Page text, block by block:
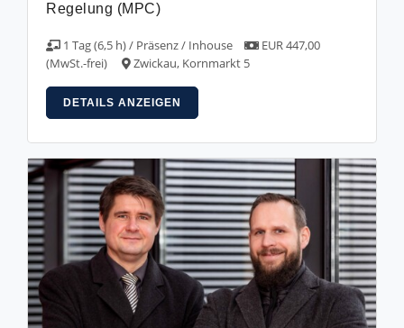
Regelung (MPC)
1 Tag (6,5 h) / Präsenz / Inhouse
EUR 447,00
(MwSt.-frei)
Zwickau, Kornmarkt 5
DETAILS ANZEIGEN